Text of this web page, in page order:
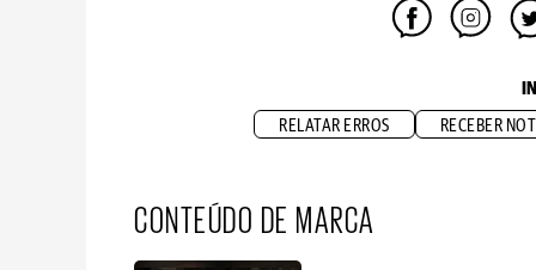
RELATAR ERROS RECEBER
CONTEÚDO DE MARCA